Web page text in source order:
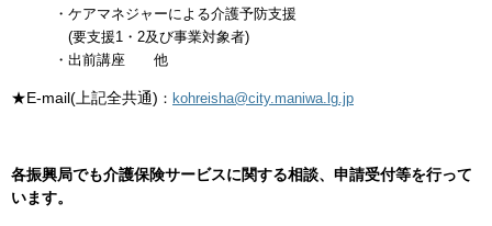
・ケアマネジャーによる介護予防支援
(要支援1・2及び事業対象者)
・出前講座 他
★E-mail(上記全共通)​ ： kohreisha@city.maniwa.lg.jp
各振興局でも介護保険サービスに関する相談、申請受付等を行って
います。